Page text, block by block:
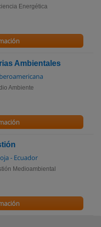
Energética
Ambientales
Ambiente
- Ecuador
Medioambiental